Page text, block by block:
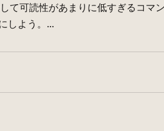
可読性があまりに低すぎるコマ
しよう。...